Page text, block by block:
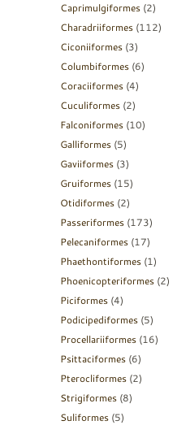
Caprimulgiformes (2)
Charadriiformes (112)
Ciconiiformes (3)
Columbiformes (6)
Coraciiformes (4)
Cuculiformes (2)
Falconiformes (10)
Galliformes (5)
Gaviiformes (3)
Gruiformes (15)
Otidiformes (2)
Passeriformes (173)
Pelecaniformes (17)
Phaethontiformes (1)
Phoenicopteriformes (2)
Piciformes (4)
Podicipediformes (5)
Procellariiformes (16)
Psittaciformes (6)
Pterocliformes (2)
Strigiformes (8)
Suliformes (5)